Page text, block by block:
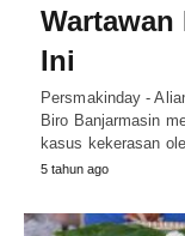
Wartawan
Ini
Persmakinday -
Biro Banjarmasin
kasus kekerasan
5 tahun ago